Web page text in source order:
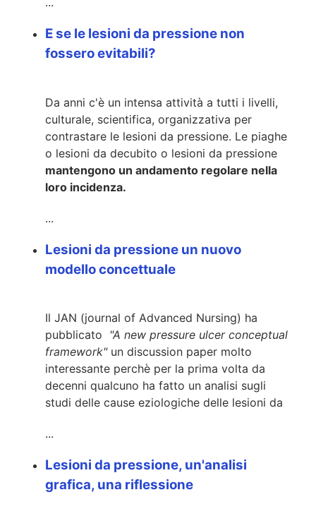
E se le lesioni da pressione non
fossero evitabili?
Da anni c'è un intensa attività a tutti i livelli,
culturale, scientifica, organizzativa per
contrastare le lesioni da pressione. Le piaghe
o lesioni da decubito o lesioni da pressione
mantengono un andamento regolare nella
loro incidenza.
...
Lesioni da pressione un nuovo
modello concettuale
Il JAN (journal of Advanced Nursing) ha
pubblicato "A new pressure ulcer conceptual
framework"un discussion paper molto
interessante perchè per la prima volta da
decenni qualcuno ha fatto un analisi sugli
studi delle cause eziologiche delle lesioni da
...
Lesioni da pressione, un'analisi
grafica, una riflessione